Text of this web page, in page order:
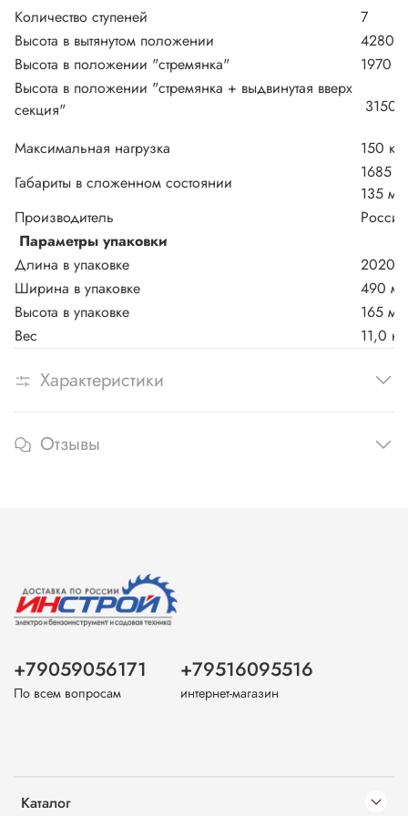
Количество ступеней
7
Высота в вытянутом положении
4280
Высота в положении "стремянка"
1970
Высота в положении "стремянка + выдвинутая вверх
секция"
3150
Максимальная нагрузка
150 кг
Габариты в сложенном состоянии
1685
135 мм
Производитель
Россия
Параметры упаковки
Длина в упаковке
2020
Ширина в упаковке
490 мм
Высота в упаковке
165 мм
Вес
11,0 кг
Характеристики
Отзывы
Каталог
+79059056171
По всем вопросам
+79516095516
интернет-магазин